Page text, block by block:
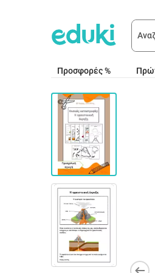
Προσφορές %